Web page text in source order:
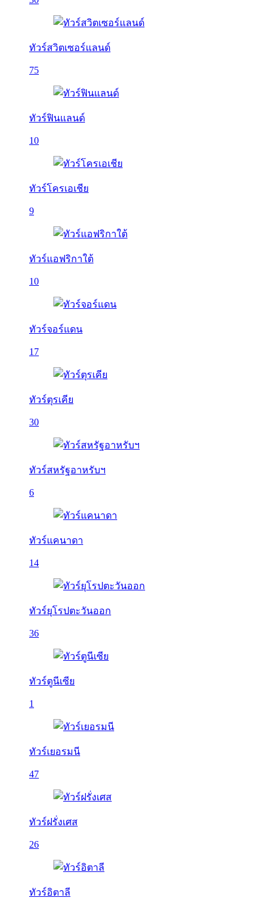
ทัวร์สวิตเซอร์แลนด์
75
ทัวร์ฟินแลนด์
10
ทัวร์โครเอเชีย
9
ทัวร์แอฟริกาใต้
10
ทัวร์จอร์แดน
17
ทัวร์ตุรเคีย
30
ทัวร์สหรัฐอาหรับฯ
6
ทัวร์แคนาดา
14
ทัวร์ยุโรปตะวันออก
36
ทัวร์ตูนีเซีย
1
ทัวร์เยอรมนี
47
ทัวร์ฝรั่งเศส
26
ทัวร์อิตาลี